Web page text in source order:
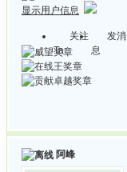
显示用户信息
关注
Ta
发消
息
阿峰